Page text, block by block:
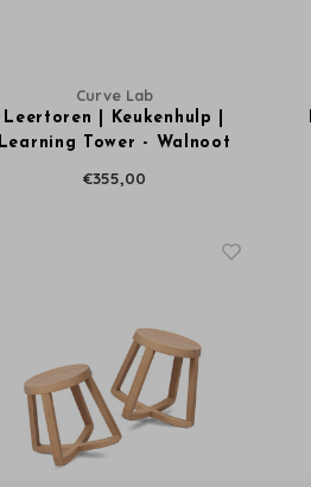
Curve Lab
Leertoren | Keukenhulp |
Learning Tower - Walnoot
€355,00